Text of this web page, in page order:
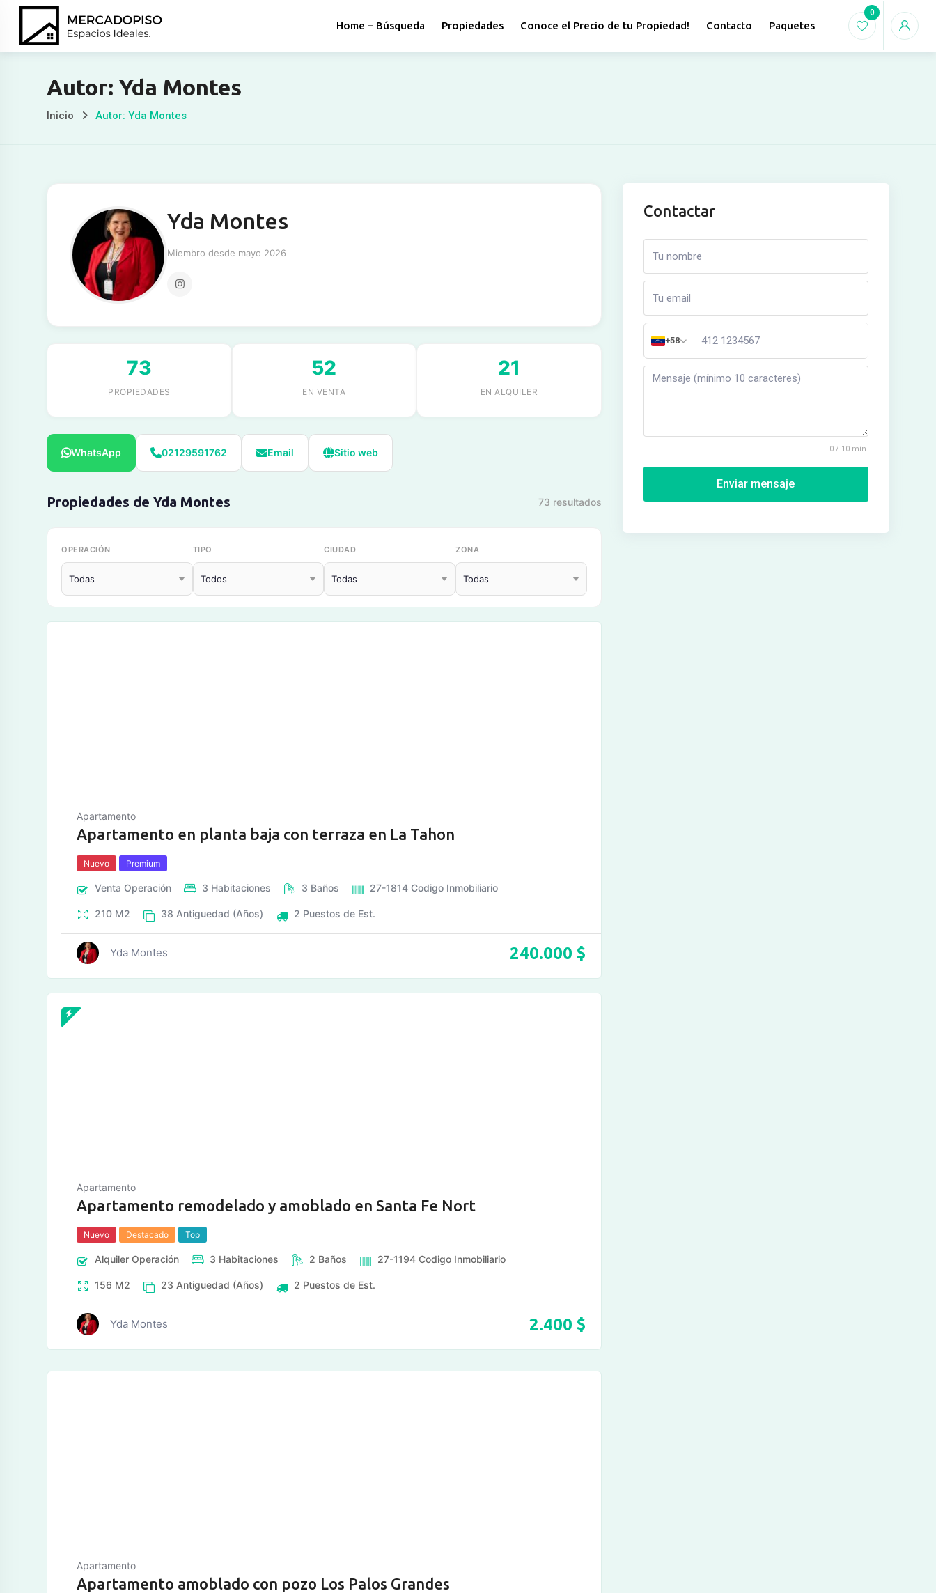
contenido
Home – Búsqueda Propiedades Conoce el Precio de tu Propiedad! Contacto Paquetes
0
Autor: Yda Montes
Inicio Autor: Yda Montes
Yda Montes
Miembro desde mayo 2026
73
PROPIEDADES
52
EN VENTA
21
EN ALQUILER
WhatsApp 02129591762 Email Sitio web
Propiedades de Yda Montes 73 resultados
OPERACIÓN TIPO CIUDAD ZONA
Apartamento
Apartamento en planta baja con terraza en La Tahon
Nuevo Premium
Venta Operación 3 Habitaciones 3 Baños 27-1814 Codigo Inmobiliario
210 M2 38 Antiguedad (Años) 2 Puestos de Est.
Yda Montes 240.000 $
Apartamento
Apartamento remodelado y amoblado en Santa Fe Nort
Nuevo Destacado Top
Alquiler Operación 3 Habitaciones 2 Baños 27-1194 Codigo Inmobiliario
156 M2 23 Antiguedad (Años) 2 Puestos de Est.
Yda Montes 2.400 $
Apartamento
Apartamento amoblado con pozo Los Palos Grandes
Contactar
+58
0 / 10 mín.
Enviar mensaje